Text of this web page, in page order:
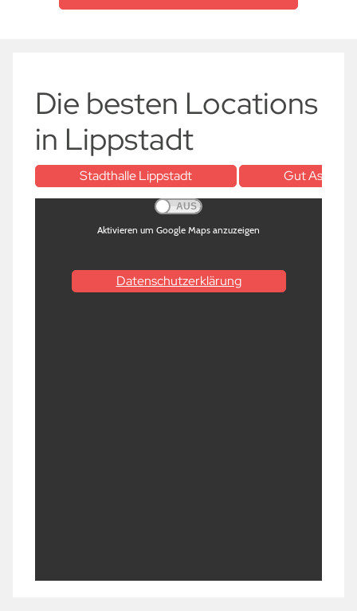
Die besten Locations
in Lippstadt
Stadthalle Lippstadt Gut Asbeck
Aktivieren um Google Maps anzuzeigen
Datenschutzerklärung